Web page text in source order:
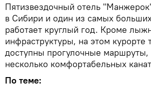
Пятизвездочный отель
в Сибири и один из самых
работает круглый год. Кроме
инфраструктуры, на этом курорте
доступны прогулочные маршруты,
несколько комфортабельных
По теме: